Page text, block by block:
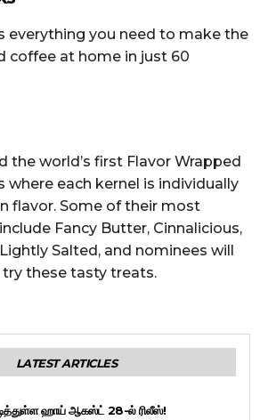
everything you need to make the
coffee at home in just 60
the world’s first Flavor Wrapped
where each kernel is individually
flavor. Some of their most
Fancy Butter, Cinnalicious,
Salted, and nominees will
these tasty treats.
LATEST ARTICLES
ஹாய் ஆகஸ்ட் 28-ல் ரிலீஸ்!